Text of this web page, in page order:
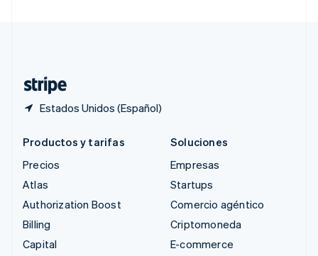
Estados Unidos (Español)
Productos y tarifas
Precios
Atlas
Authorization Boost
Billing
Capital
Soluciones
Empresas
Startups
Comercio agéntico
Criptomoneda
E-commerce